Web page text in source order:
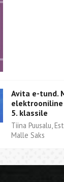
Avita e-tund.
5. klassile
Tiina Puusalu,
Malle Saks